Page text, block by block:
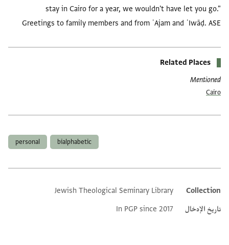
stay in Cairo for a year, we wouldn't have let you go."
Greetings to family members and from ʿAjam and ʿIwāḍ. ASE
Related Places
Mentioned
Cairo
bialphabetic
personal
Additional metadata
Collection
Jewish Theological Seminary Library
تاريخ الإدخال
In PGP since 2017